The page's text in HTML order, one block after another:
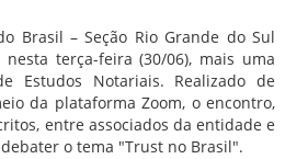
Brasil – Seção Rio Grande do Sul
nesta terça-feira (30/06), mais uma
Estudos Notariais. Realizado de
da plataforma Zoom, o encontro,
entre associados da entidade e
o tema "Trust no Brasil".